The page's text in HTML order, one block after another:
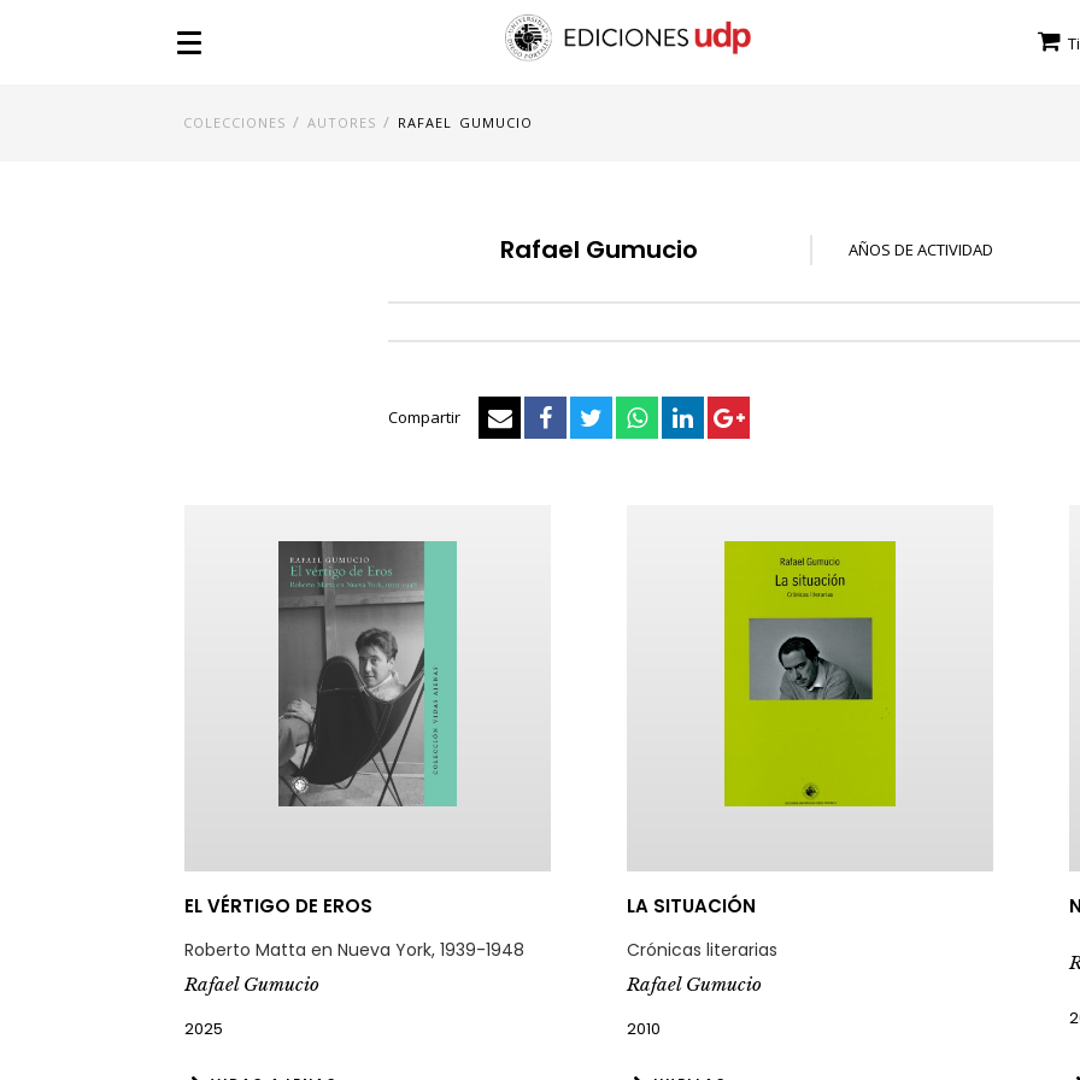
COLECCIONES / AUTORES / RAFAEL GUMUCIO
Rafael Gumucio AÑOS DE ACTIVIDAD
Compartir
EL VÉRTIGO DE EROS
Roberto Matta en Nueva York, 1939-1948
Rafael Gumucio
2025
LA SITUACIÓN
Crónicas literarias
Rafael Gumucio
2010